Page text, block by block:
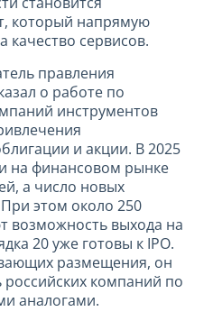
который напрямую
качество сервисов.
правления
о работе по
инструментов
и акции. В 2025
на финансовом рынке
а число новых
этом около 250
возможность выхода на
20 уже готовы к IPO.
размещения, он
компаний по
аналогами.